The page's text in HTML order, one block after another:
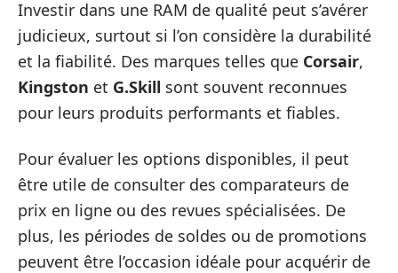
Investir dans une RAM de qualité peut s’avérer
judicieux, surtout si l’on considère la durabilité
et la fiabilité. Des marques telles que Corsair,
Kingston et G.Skill sont souvent reconnues
pour leurs produits performants et fiables.
Pour évaluer les options disponibles, il peut
être utile de consulter des comparateurs de
prix en ligne ou des revues spécialisées. De
plus, les périodes de soldes ou de promotions
peuvent être l’occasion idéale pour acquérir de